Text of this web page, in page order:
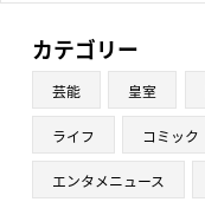
カテゴリー
芸能 皇室
ライフ コミック
エンタメニュース